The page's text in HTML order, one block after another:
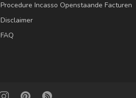
Procedure Incasso Openstaande Facturen
Disclaimer
FAQ